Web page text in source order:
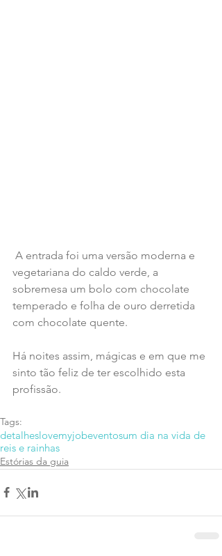
vegetariana do caldo verde, a
sobremesa um bolo com chocolate
temperado e folha de ouro derretida
com chocolate quente.
Há noites assim, mágicas e em que me
sinto tão feliz de ter escolhido esta
profissão.
Tags:
detalheslovemyjobeventosum dia na vida de
reis e rainhas
Estórias da guia